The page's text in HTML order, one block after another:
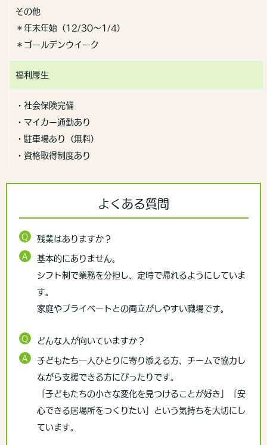
その他
＊年末年始（12/30～1/4）
＊ゴールデンウイーク
福利厚生
・社会保険完備
・マイカー通勤あり
・駐車場あり（無料）
・資格取得制度あり
よくある質問
Q 残業はありますか？
A
基本的にありません。
シフト制で業務を分担し、定時で帰れるようにしていま
す。
家庭やプライベートとの両立がしやすい職場です。
Q どんな人が向いていますか？
A
子どもたち一人ひとりに寄り添える方、チームで協力し
ながら支援できる方にぴったりです。
「子どもたちの小さな変化を見つけることが好き」「安
心できる居場所をつくりたい」という気持ちを大切にし
ています。